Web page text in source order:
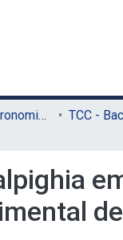
Bacharelado em Agronomia (Sede)